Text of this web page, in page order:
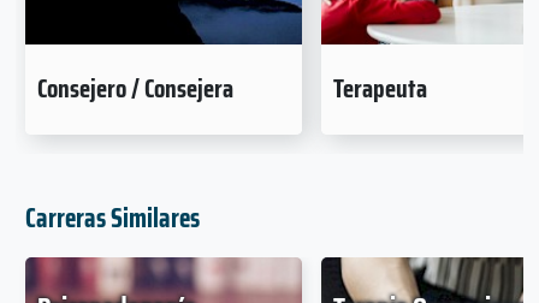
Consejero / Consejera Terapeuta
Carreras Similares